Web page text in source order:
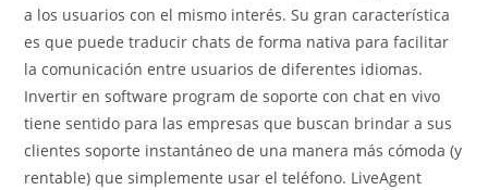
a los usuarios con el mismo interés. Su gran característica
es que puede traducir chats de forma nativa para facilitar
la comunicación entre usuarios de diferentes idiomas.
Invertir en software program de soporte con chat en vivo
tiene sentido para las empresas que buscan brindar a sus
clientes soporte instantáneo de una manera más cómoda (y
rentable) que simplemente usar el teléfono. LiveAgent